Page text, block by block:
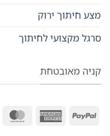
מצע חיתוך ירוק
סרגל מקצועי לחיתוך
קניה מאובטחת
PayPal
American